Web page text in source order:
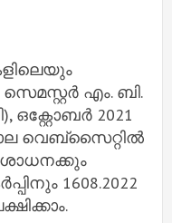
എം. ബി.
ഒക്റ്റോബർ 2021
വെബ്സൈറ്റിൽ
1608.2022